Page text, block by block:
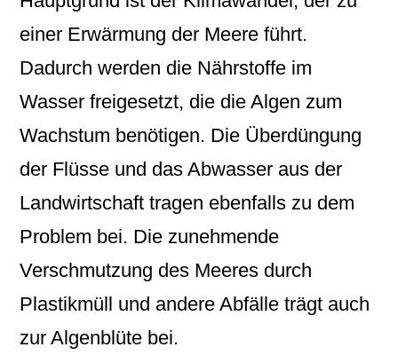
einer Erwärmung der Meere führt.
Dadurch werden die Nährstoffe im
Wasser freigesetzt, die die Algen zum
Wachstum benötigen. Die Überdüngung
der Flüsse und das Abwasser aus der
Landwirtschaft tragen ebenfalls zu dem
Problem bei. Die zunehmende
Verschmutzung des Meeres durch
Plastikmüll und andere Abfälle trägt auch
zur Algenblüte bei.